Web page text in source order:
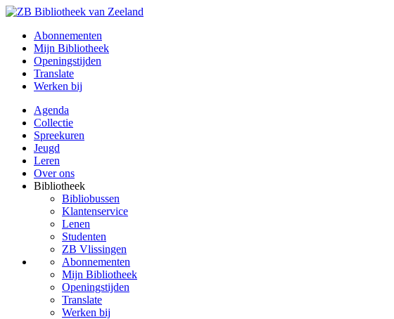
Abonnementen
Mijn Bibliotheek
Openingstijden
Translate
Werken bij
Agenda
Collectie
Spreekuren
Jeugd
Leren
Over ons
Bibliotheek
Bibliobussen
Klantenservice
Lenen
Studenten
ZB Vlissingen
Abonnementen
Mijn Bibliotheek
Openingstijden
Translate
Werken bij